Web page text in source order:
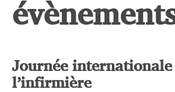
Journée internationale
l’infirmière